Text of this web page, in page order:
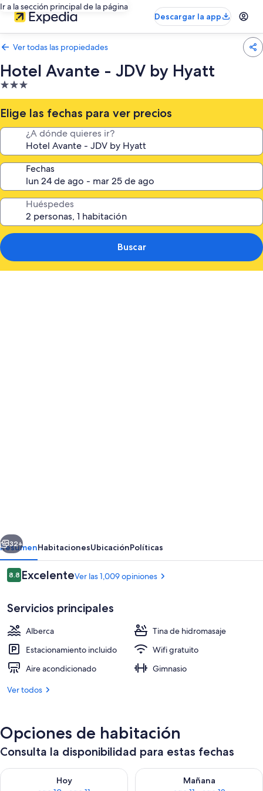
Ir a la sección principal de la página
Descargar la app
Ver todas las propiedades
Hotel Avante - JDV by Hyatt
Propiedad
de
3.0
estrellas
Elige las fechas para ver precios
¿A dónde quieres ir?
Fechas
Huéspedes
Buscar
by
Hyatt
Lobby
Siguiente
32+
ResumenHabitacionesUbicaciónPolíticas
Opiniones
8.88.8 de 10,
ExcelenteVer las 1,009 opiniones
Servicios principales
Alberca
Tina de hidromasaje
Estacionamiento incluido
Wifi gratuito
Aire acondicionado
Gimnasio
Ver todos
Opciones de habitación
Consulta la disponibilidad para estas fechas
Hoy
Consulta la disponibilidad para hoy ago 10 - ago 11
Mañana
Consulta la disponibilidad